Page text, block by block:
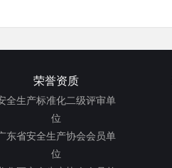
荣誉资质
全生产标准化二级评审单
位
东省安全生产协会会员单
位